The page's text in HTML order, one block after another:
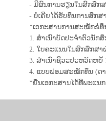
- ມີຜົນການຮຽນໃນສົກສຶກສາ
- ບໍ່ເຄີຍໄດ້ຮັບທຶນການສຶກສ
*ເອກະສານການສະໝັກຂໍທຶ
1. ສຳເນົາບັດປະຈຳຕົວນັກ
2. ໃບຄະແນນໃນສົກສຶກສາ
3. ສຳເນົາຊີວະປະຫວັດຫຍໍ້
4. ແບບຟອມສະໝັກທຶນ (ດາ
*ຍື່ນເອກະສານໄດ້ທີ່ພະແນ